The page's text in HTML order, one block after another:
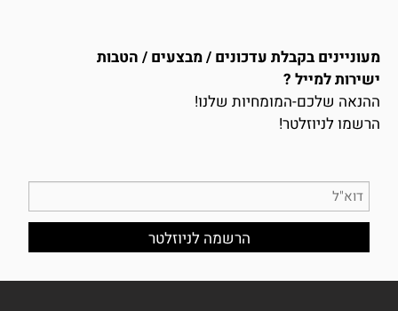
מעוניינים בקבלת עדכונים / מבצעים / הטבות
ישירות למייל ?
ההנאה שלכם-המומחיות שלנו!
הרשמו לניוזלטר!